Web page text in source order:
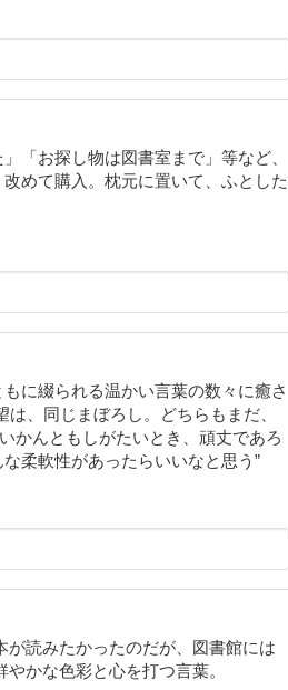
「お探し物は図書室まで」等など、
めて購入。枕元に置いて、ふとした
に綴られる温かい言葉の数々に癒さ
、同じまぼろし。どちらもまだ、
かんともしがたいとき、頑丈であろ
柔軟性があったらいいなと思う”
読みたかったのだが、図書館には
かな色彩と心を打つ言葉。